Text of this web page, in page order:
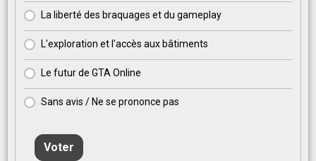
La liberté des braquages et du gameplay
L'exploration et l'accès aux bâtiments
Le futur de GTA Online
Sans avis / Ne se prononce pas
Voter